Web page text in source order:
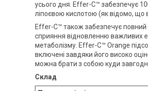
усього дня. Effer-C™ забезпечує
ліпоєвою кислотою (як відомо, що
Effer-C™ також забезпечує повний
сприяння відновленню важливих
метаболізму. Effer-C™ Orange
включені завдяки його високо
можна брати з собою куди
Склад